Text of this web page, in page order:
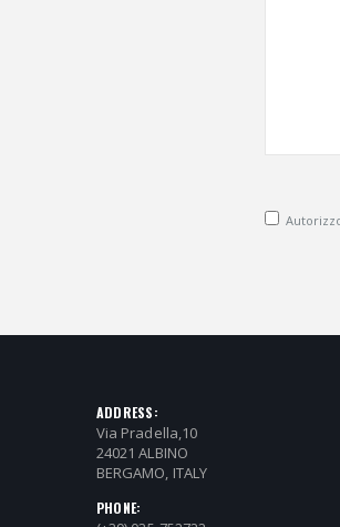
ADDRESS:
Via Pradella,10
24021 ALBINO
BERGAMO, ITALY
PHONE: